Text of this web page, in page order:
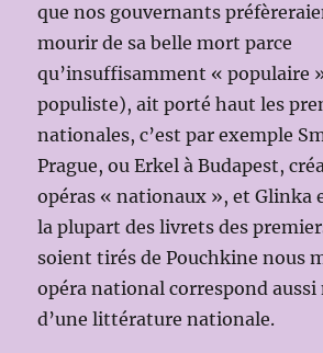
que nos gouvernants
mourir de sa belle mort parce
qu’insuffisamment « populaire
populiste), ait porté haut les
nationales, c’est par exemple
Prague, ou Erkel à Budapest,
opéras « nationaux », et Glinka
la plupart des livrets des
soient tirés de Pouchkine nous
opéra national correspond aussi
d’une littérature nationale.